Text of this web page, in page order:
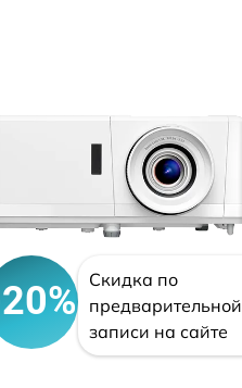
Скидка по
предварительной
записи на сайте